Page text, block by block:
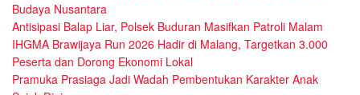
Budaya Nusantara
Antisipasi Balap Liar, Polsek Buduran Masifkan Patroli Malam
IHGMA Brawijaya Run 2026 Hadir di Malang, Targetkan 3.000
Peserta dan Dorong Ekonomi Lokal
Pramuka Prasiaga Jadi Wadah Pembentukan Karakter Anak